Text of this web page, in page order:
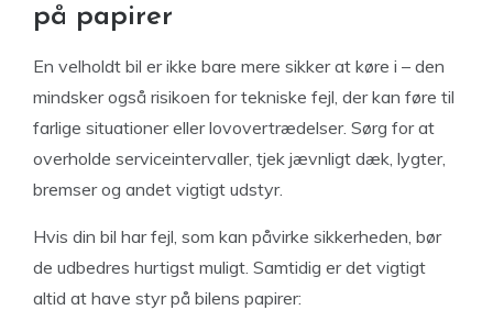
på papirer
En velholdt bil er ikke bare mere sikker at køre i – den
mindsker også risikoen for tekniske fejl, der kan føre til
farlige situationer eller lovovertrædelser. Sørg for at
overholde serviceintervaller, tjek jævnligt dæk, lygter,
bremser og andet vigtigt udstyr.
Hvis din bil har fejl, som kan påvirke sikkerheden, bør
de udbedres hurtigst muligt. Samtidig er det vigtigt
altid at have styr på bilens papirer: